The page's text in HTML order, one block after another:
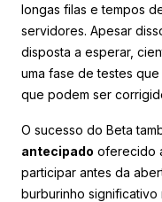
longas filas e tempos
servidores. Apesar
disposta a esperar,
uma fase de testes
que podem ser
O sucesso do Beta
antecipado oferecido
participar antes da
burburinho significativo